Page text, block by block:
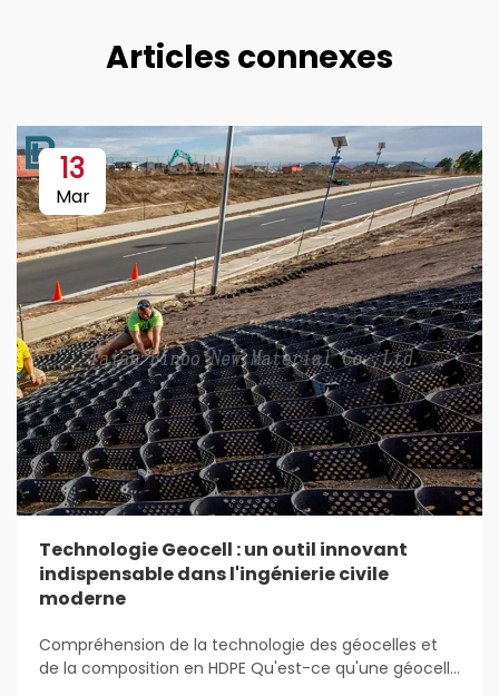
Articles connexes
13
Mar
Technologie Geocell : un outil innovant
indispensable dans l'ingénierie civile
moderne
Compréhension de la technologie des géocelles et
de la composition en HDPE Qu'est-ce qu'une géocelle